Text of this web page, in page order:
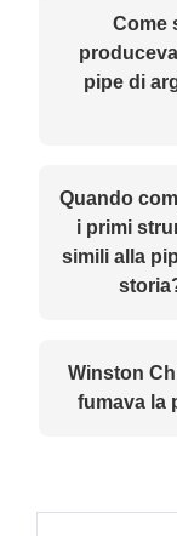
Come
pipe di
Quando
i primi
simili alla
Winston
fumava la